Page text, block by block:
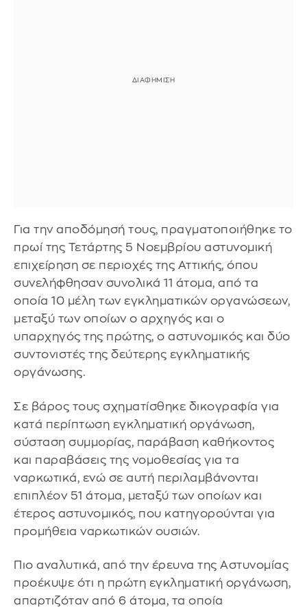
Για την αποδόμησή τους, πραγματοποιήθηκε το
πρωί της Τετάρτης 5 Νοεμβρίου αστυνομική
επιχείρηση σε περιοχές της Αττικής, όπου
συνελήφθησαν συνολικά 11 άτομα, από τα
οποία 10 μέλη των εγκληματικών οργανώσεων,
μεταξύ των οποίων ο αρχηγός και ο
υπαρχηγός της πρώτης, ο αστυνομικός και δύο
συντονιστές της δεύτερης εγκληματικής
οργάνωσης.
Σε βάρος τους σχηματίσθηκε δικογραφία για
κατά περίπτωση εγκληματική οργάνωση,
σύσταση συμμορίας, παράβαση καθήκοντος
και παραβάσεις της νομοθεσίας για τα
ναρκωτικά, ενώ σε αυτή περιλαμβάνονται
επιπλέον 51 άτομα, μεταξύ των οποίων και
έτερος αστυνομικός, που κατηγορούνται για
προμήθεια ναρκωτικών ουσιών.
Πιο αναλυτικά, από την έρευνα της Αστυνομίας
προέκυψε ότι η πρώτη εγκληματική οργάνωση,
απαρτιζόταν από 6 άτομα, τα οποία